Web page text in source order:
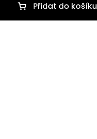
Přidat do košíku